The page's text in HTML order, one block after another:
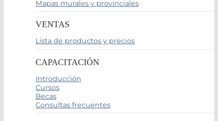
Mapas murales y provinciales
VENTAS
Lista de productos y precios
CAPACITACIÓN
Introducción
Cursos
Becas
Consultas frecuentes